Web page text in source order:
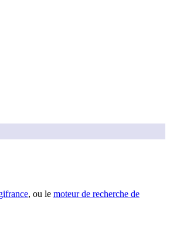
, ou le moteur de recherche de